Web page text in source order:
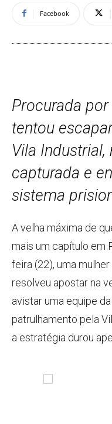
Facebook
Procurada
tentou
Vila
capturada e
sistema
A velha máxima de
mais um capítulo em
feira (22), uma
resolveu apostar na
avistar uma equipe
patrulhamento pela
a estratégia durou